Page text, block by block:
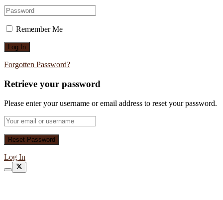
Remember Me
Forgotten Password?
Retrieve your password
Please enter your username or email address to reset your password.
Log In